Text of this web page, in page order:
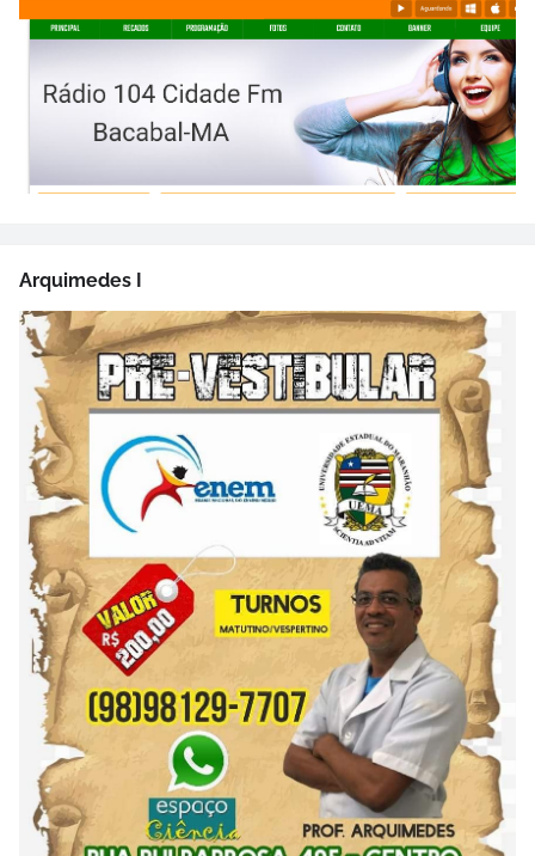
Arquimedes I